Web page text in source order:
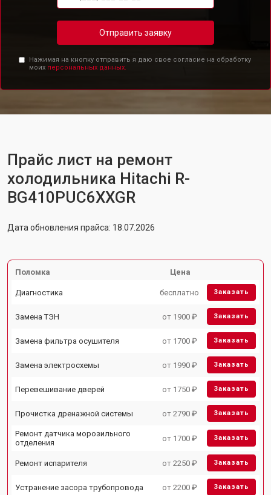
Отправить заявку
Нажимая на кнопку отправить я даю свое согласие на обработку
моих персональных данных.
Прайс лист на ремонт
холодильника Hitachi R-
BG410PUC6XXGR
Дата обновления прайса: 18.07.2026
Поломка Цена
Диагностика бесплатно Заказать
Замена ТЭН от 1900 ₽ Заказать
Замена фильтра осушителя от 1700 ₽ Заказать
Замена электросхемы от 1990 ₽ Заказать
Перевешивание дверей от 1750 ₽ Заказать
Прочистка дренажной системы от 2790 ₽ Заказать
Ремонт датчика морозильного
отделения
от 1700 ₽ Заказать
Ремонт испарителя от 2250 ₽ Заказать
Устранение засора трубопровода от 2200 ₽ Заказать